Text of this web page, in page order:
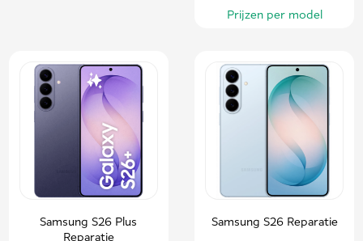
Prijzen per model
Samsung S26 Plus
Reparatie
Samsung S26 Reparatie